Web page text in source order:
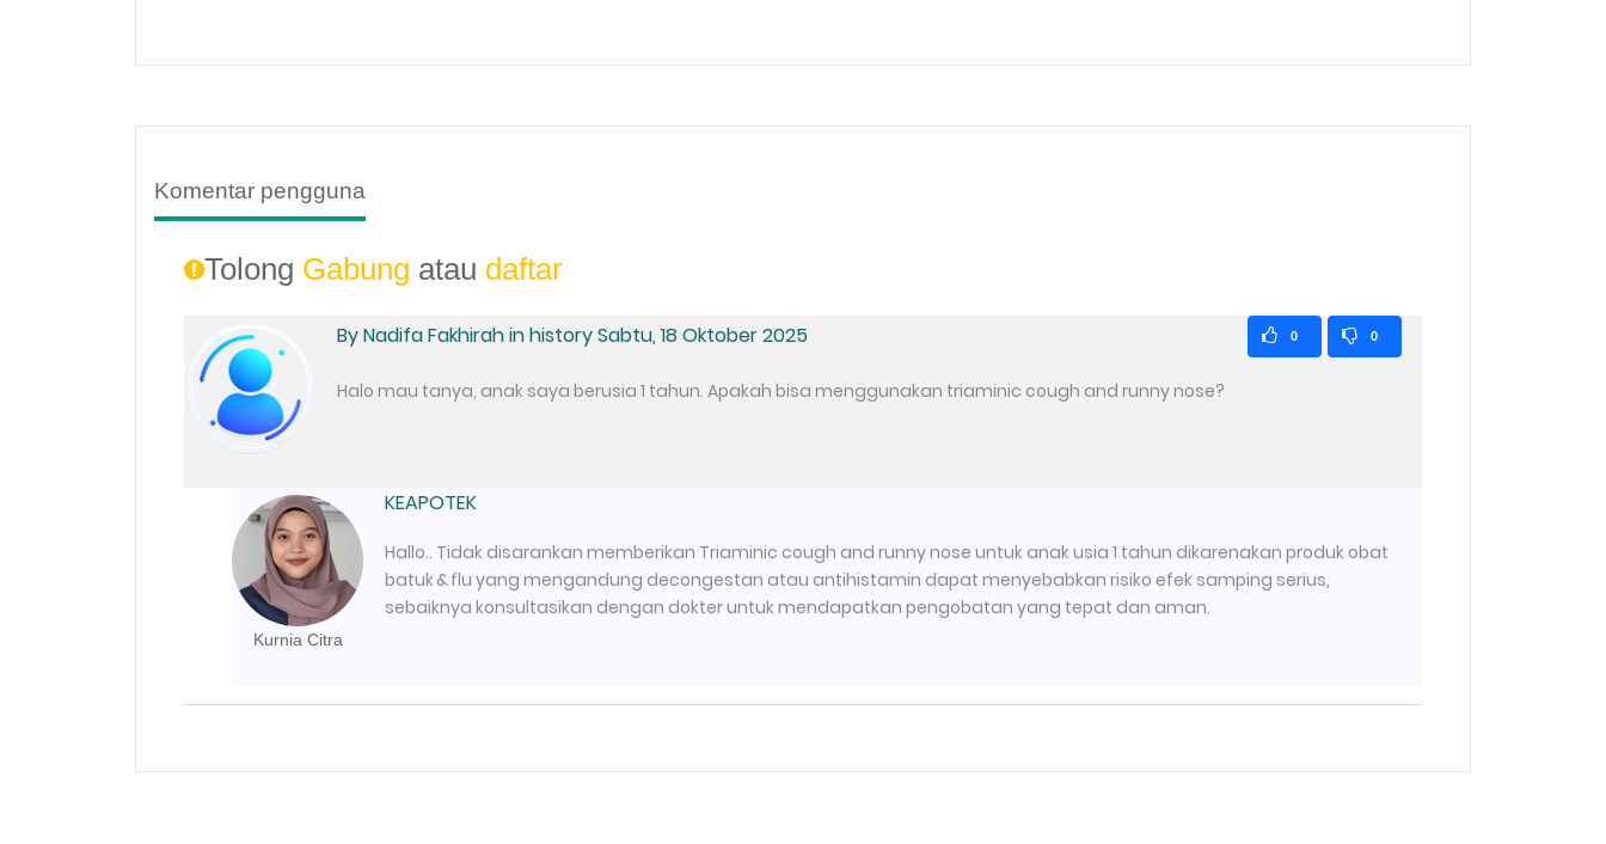
Komentar pengguna
Tolong Gabung atau daftar
By Nadifa Fakhirah in history Sabtu, 18 Oktober 2025 0 0
Halo mau tanya, anak saya berusia 1 tahun. Apakah bisa menggunakan triaminic cough and runny nose?
Kurnia Citra
KEAPOTEK
Hallo.. Tidak disarankan memberikan Triaminic cough and runny nose untuk anak usia 1 tahun dikarenakan produk obat
batuk & flu yang mengandung decongestan atau antihistamin dapat menyebabkan risiko efek samping serius,
sebaiknya konsultasikan dengan dokter untuk mendapatkan pengobatan yang tepat dan aman.